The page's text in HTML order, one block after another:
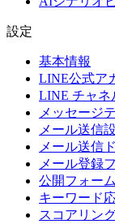
設定
基本情報
LINE公式ア
LINE チャネ
メッセージ
メール送信
メール送信
メール登録
公開フォーム
キーワード
スコアリン